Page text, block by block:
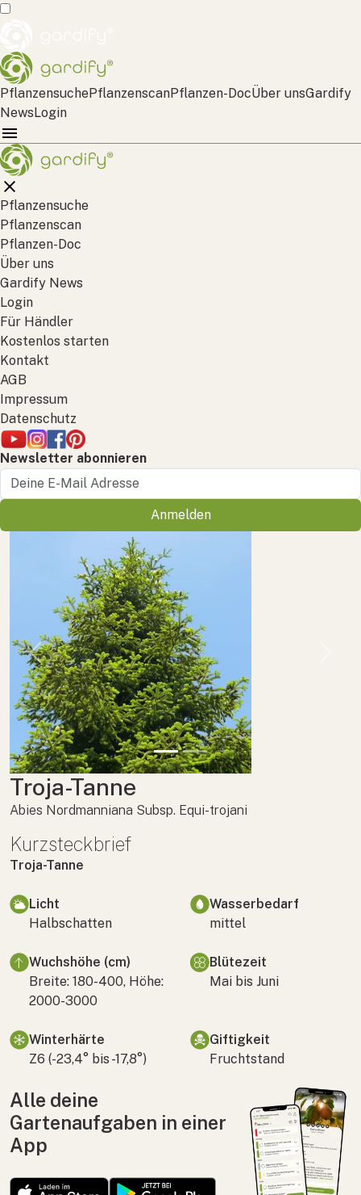
PflanzensuchePflanzenscanPflanzen-DocÜber unsGardify
NewsLogin
Pflanzensuche
Pflanzenscan
Pflanzen-Doc
Über uns
Gardify News
Login
Für Händler
Kostenlos starten
Kontakt
AGB
Impressum
Datenschutz
Newsletter abonnieren
Anmelden
Previous
Troja-Tanne
Abies Nordmanniana Subsp. Equi-trojani
Kurzsteckbrief
Troja-Tanne
Licht
Halbschatten
Wasserbedarf
mittel
Wuchshöhe (cm)
Breite: 180-400, Höhe:
2000-3000
Blütezeit
Mai bis Juni
Winterhärte
Z6 (-23,4° bis -17,8°)
Giftigkeit
Fruchtstand
Alle deine
Gartenaufgaben in einer
App